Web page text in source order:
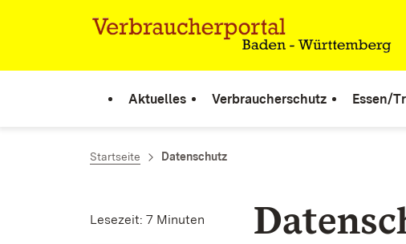
Zum Inhalt springen
Aktuelles Verbraucherschutz Essen/
Startseite Datenschutz
Lesezeit: 7 Minuten